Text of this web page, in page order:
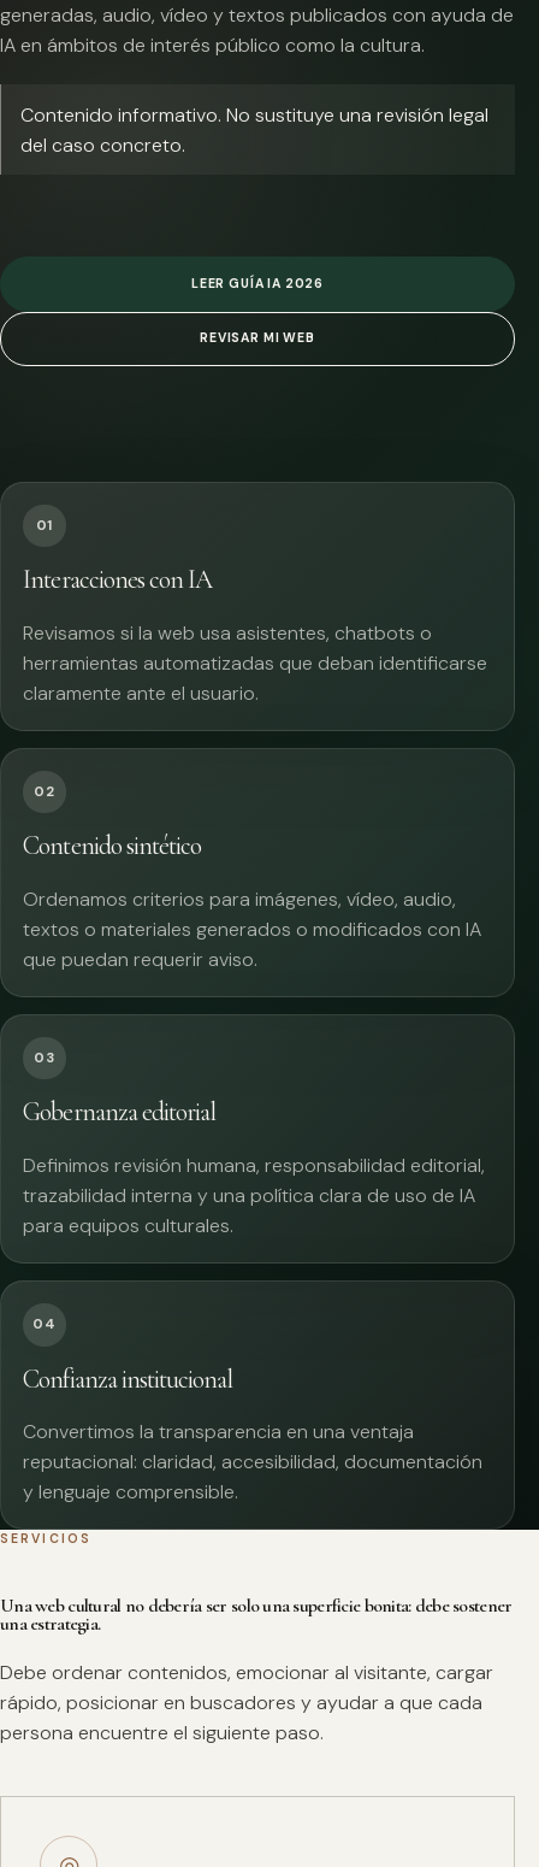
generadas, audio, vídeo y textos publicados con ayuda de
IA en ámbitos de interés público como la cultura.
Contenido informativo. No sustituye una revisión legal
del caso concreto.
LEER GUÍA IA 2026
REVISAR MI WEB
01
Interacciones con IA
Revisamos si la web usa asistentes, chatbots o
herramientas automatizadas que deban identificarse
claramente ante el usuario.
02
Contenido sintético
Ordenamos criterios para imágenes, vídeo, audio,
textos o materiales generados o modificados con IA
que puedan requerir aviso.
03
Gobernanza editorial
Definimos revisión humana, responsabilidad editorial,
trazabilidad interna y una política clara de uso de IA
para equipos culturales.
04
Confianza institucional
Convertimos la transparencia en una ventaja
reputacional: claridad, accesibilidad, documentación
y lenguaje comprensible.
SERVICIOS
Una web cultural no debería ser solo una superficie bonita: debe sostener
una estrategia.
Debe ordenar contenidos, emocionar al visitante, cargar
rápido, posicionar en buscadores y ayudar a que cada
persona encuentre el siguiente paso.